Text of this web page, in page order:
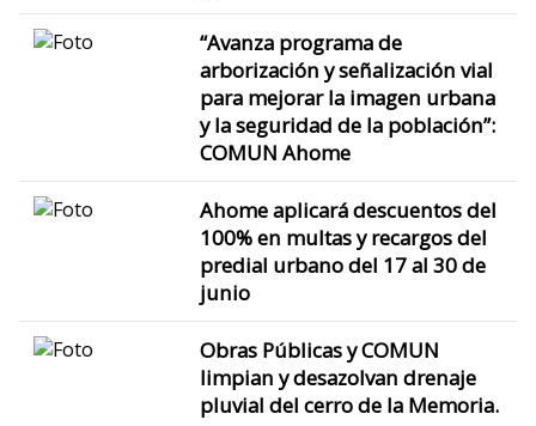
“Avanza programa de
arborización y señalización vial
para mejorar la imagen urbana
y la seguridad de la población”:
COMUN Ahome
Ahome aplicará descuentos del
100% en multas y recargos del
predial urbano del 17 al 30 de
junio
Obras Públicas y COMUN
limpian y desazolvan drenaje
pluvial del cerro de la Memoria.